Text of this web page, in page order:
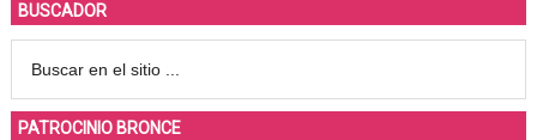
BUSCADOR
PATROCINIO BRONCE